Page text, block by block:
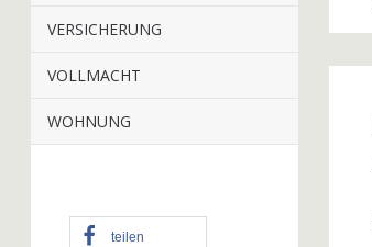
VERSICHERUNG
VOLLMACHT
WOHNUNG
teilen